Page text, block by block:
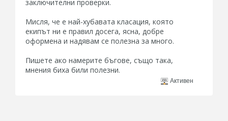
заключителни проверки.
Мисля, че е най-хубавата класация, която
екипът ни е правил досега, ясна, добре
оформена и надявам се полезна за много.
Пишете ако намерите бъгове, също така,
мнения биха били полезни.
Активен